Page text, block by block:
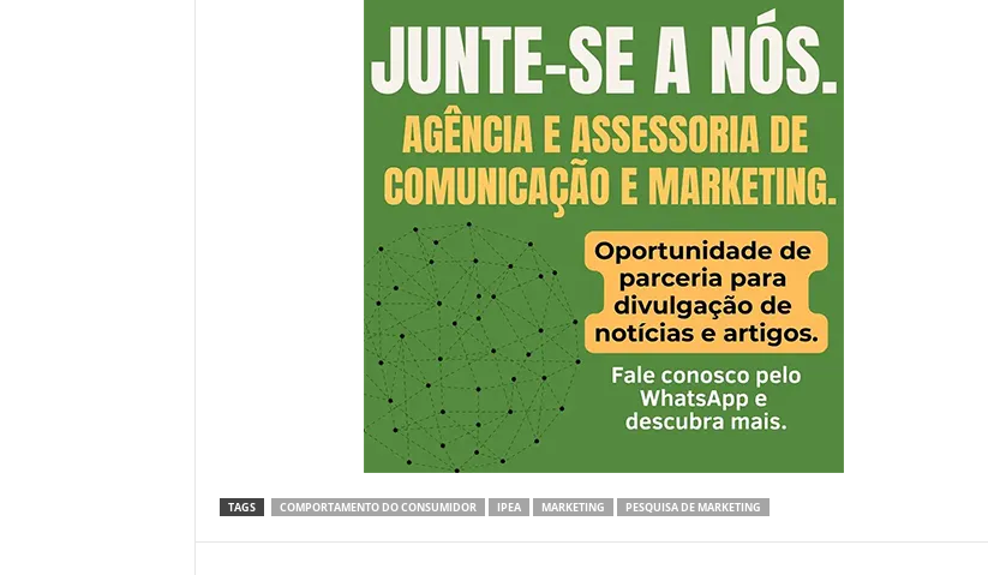
TAGS COMPORTAMENTO DO CONSUMIDOR IPEA MARKETING PESQUISA DE MARKETING